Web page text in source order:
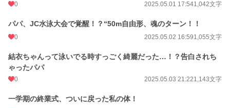
0 2025.05.01 17:541,042文字
パパ、JC水泳大会で覚醒！？“50m自由形、魂のターン！！
0 2025.05.02 16:591,055文字
結衣ちゃんって泳いでる時すっごく綺麗だった…！？告白されち
ゃったパパ
0 2025.05.03 21:221,143文字
一学期の終業式、ついに戻った私の体！